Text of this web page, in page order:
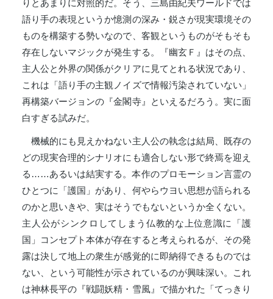
りとあまりに対照的だ。そう、三島由紀夫ワールドでは
語り手の表現というか憶測の深み・鋭さが現実環境その
ものを構築する勢いなので、客観というものがそもそも
存在しないマジックが発生する。『幽玄Ｆ』はその点、
主人公と外界の関係がクリアに見てとれる状況であり、
これは「語り手の主観ノイズで情報汚染されていない」
再構築バージョンの『金閣寺』といえるだろう。実に面
白すぎる試みだ。
機械的にも見えかねない主人公の執念は結局、既存の
どの現実合理的シナリオにも適合しない形で終焉を迎え
る……あるいは結実する。本作のプロモーション言霊の
ひとつに「護国」があり、何やらウヨい思想が語られる
のかと思いきや、実はそうでもないというか全くない。
主人公がシンクロしてしまう仏教的な上位意識に「護
国」コンセプト本体が存在すると考えられるが、その発
露は決して地上の衆生が感覚的に即納得できるものでは
ない、という可能性が示されているのが興味深い。これ
は神林長平の『戦闘妖精・雪風』で描かれた「てっきり